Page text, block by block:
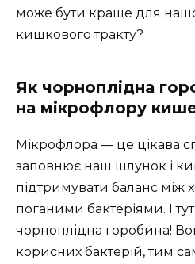
може бути краще для
кишкового тракту?
Як чорноплідна
на мікрофлору
Мікрофлора — це цікава
заповнює наш шлунок і
підтримувати баланс між
поганими бактеріями. І
чорноплідна горобина!
корисних бактерій, тим